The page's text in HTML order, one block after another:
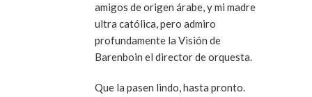
amigos de origen árabe, y mi madre
ultra católica, pero admiro
profundamente la Visión de
Barenboin el director de orquesta.
Que la pasen lindo, hasta pronto.